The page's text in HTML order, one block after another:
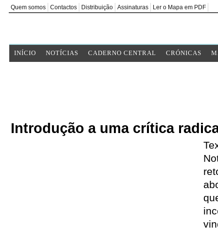
Quem somos Contactos Distribuição Assinaturas Ler o Mapa em PDF
INÍCIO NOTÍCIAS CADERNO CENTRAL CRÓNICAS
Introdução a uma crítica